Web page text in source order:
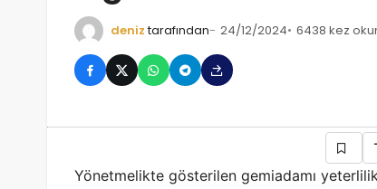
deniz tarafından 24/12/2024 6438 kez
Yönetmelikte gösterilen gemiadamı